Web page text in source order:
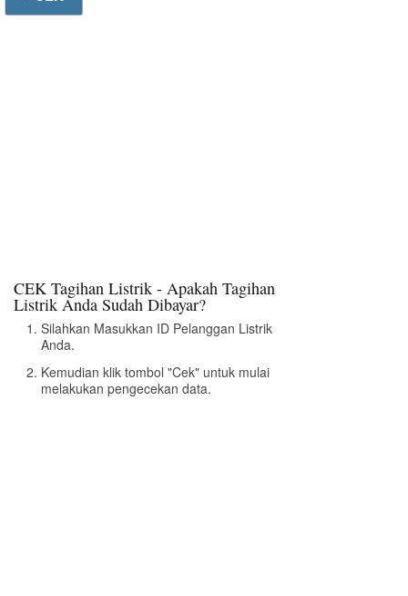
CEK Tagihan Listrik - Apakah Tagihan
Listrik Anda Sudah Dibayar?
Silahkan Masukkan ID Pelanggan Listrik
Anda.
Kemudian klik tombol "Cek" untuk mulai
melakukan pengecekan data.